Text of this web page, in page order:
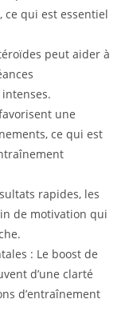
ce qui est essentiel
peut aider à
une
ce qui est
rapides, les
de motivation qui
: Le boost de
d’une clarté
d’entraînement